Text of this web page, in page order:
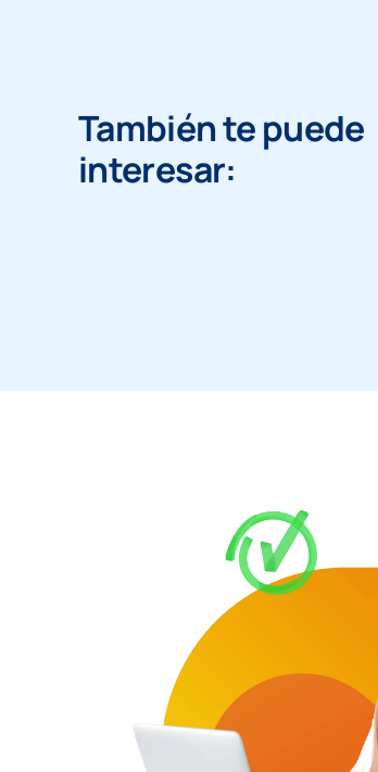
También te puede
interesar: